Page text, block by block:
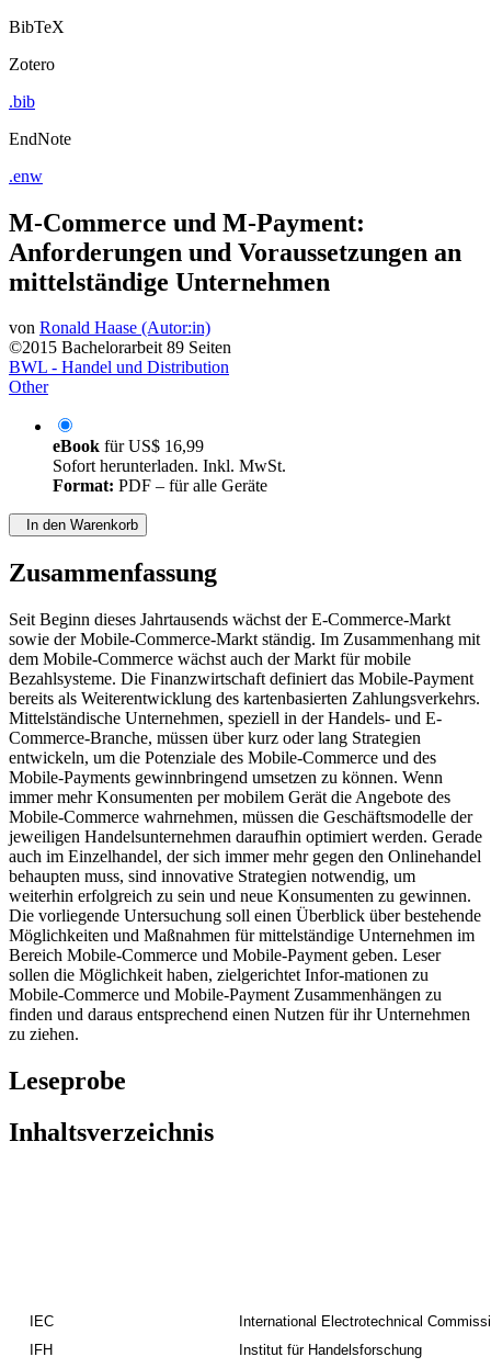
BibTeX
Zotero
.bib
EndNote
.enw
M-Commerce und M-Payment:
Anforderungen und Voraussetzungen an
mittelständige Unternehmen
von Ronald Haase (Autor:in)
©2015 Bachelorarbeit 89 Seiten
BWL - Handel und Distribution
Other
eBook fürUS$ 16,99
Sofort herunterladen. Inkl. MwSt.
Format: PDF – für alle Geräte
In den Warenkorb
Zusammenfassung
Seit Beginn dieses Jahrtausends wächst der E-Commerce-Markt
sowie der Mobile-Commerce-Markt ständig. Im Zusammenhang mit
dem Mobile-Commerce wächst auch der Markt für mobile
Bezahlsysteme. Die Finanzwirtschaft definiert das Mobile-Payment
bereits als Weiterentwicklung des kartenbasierten Zahlungsverkehrs.
Mittelständische Unternehmen, speziell in der Handels- und E-
Commerce-Branche, müssen über kurz oder lang Strategien
entwickeln, um die Potenziale des Mobile-Commerce und des
Mobile-Payments gewinnbringend umsetzen zu können. Wenn
immer mehr Konsumenten per mobilem Gerät die Angebote des
Mobile-Commerce wahrnehmen, müssen die Geschäftsmodelle der
jeweiligen Handelsunternehmen daraufhin optimiert werden. Gerade
auch im Einzelhandel, der sich immer mehr gegen den Onlinehandel
behaupten muss, sind innovative Strategien notwendig, um
weiterhin erfolgreich zu sein und neue Konsumenten zu gewinnen.
Die vorliegende Untersuchung soll einen Überblick über bestehende
Möglichkeiten und Maßnahmen für mittelständige Unternehmen im
Bereich Mobile-Commerce und Mobile-Payment geben. Leser
sollen die Möglichkeit haben, zielgerichtet Infor-mationen zu
Mobile-Commerce und Mobile-Payment Zusammenhängen zu
finden und daraus entsprechend einen Nutzen für ihr Unternehmen
zu ziehen.
Leseprobe
Inhaltsverzeichnis
IEC
International Electrotechnical
IFH
Institut für Handelsforschung